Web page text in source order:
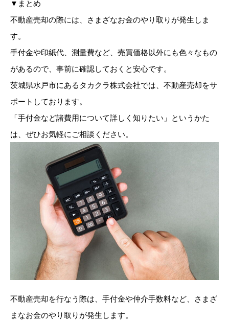
▼まとめ
不動産売却の際には、さまざなお金のやり取りが発生しま
す。
手付金や印紙代、測量費など、売買価格以外にも色々なもの
があるので、事前に確認しておくと安心です。
茨城県水戸市にあるタカクラ株式会社では、不動産売却をサ
ポートしております。
「手付金など諸費用について詳しく知りたい」というかた
は、ぜひお気軽にご相談ください。
不動産売却を行なう際は、手付金や仲介手数料など、さまざ
まなお金のやり取りが発生します。